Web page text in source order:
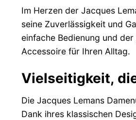
Im Herzen der Jacques
seine Zuverlässigkeit und
einfache Bedienung und
Accessoire für Ihren Alltag.
Vielseitigkeit,
Die Jacques Lemans
Dank ihres klassischen